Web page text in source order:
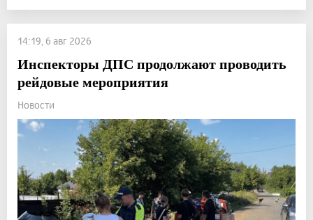
14:19, 6 авг 2026
Инспекторы ДПС продолжают проводить
рейдовые мероприятия
Новости